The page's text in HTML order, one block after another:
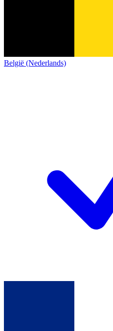
België (Nederlands)